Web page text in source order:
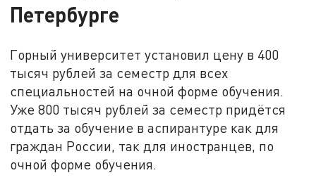
Петербурге
Горный университет установил цену в 400
тысяч рублей за семестр для всех
специальностей на очной форме обучения.
Уже 800 тысяч рублей за семестр придётся
отдать за обучение в аспирантуре как для
граждан России, так для иностранцев, по
очной форме обучения.